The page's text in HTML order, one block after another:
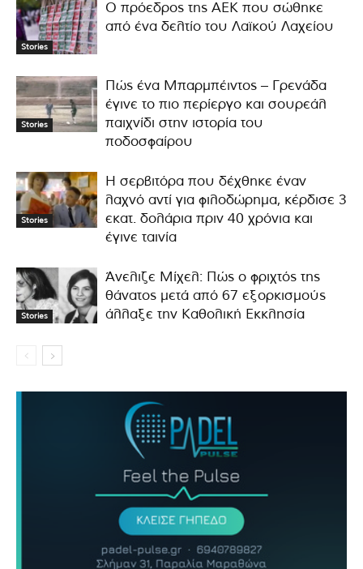
Stories
Ο πρόεδρος της ΑΕΚ που σώθηκε
από ένα δελτίο του Λαϊκού Λαχείου
Stories
Πώς ένα Μπαρμπέιντος – Γρενάδα
έγινε το πιο περίεργο και σουρεάλ
παιχνίδι στην ιστορία του
ποδοσφαίρου
Stories
Η σερβιτόρα που δέχθηκε έναν
λαχνό αντί για φιλοδώρημα, κέρδισε 3
εκατ. δολάρια πριν 40 χρόνια και
έγινε ταινία
Stories
Άνελιζε Μίχελ: Πώς ο φριχτός της
θάνατος μετά από 67 εξορκισμούς
άλλαξε την Καθολική Εκκλησία